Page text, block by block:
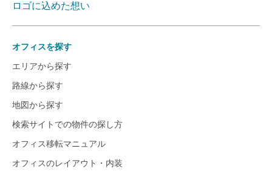
ロゴに込めた想い
オフィスを探す
エリアから探す
路線から探す
地図から探す
検索サイトでの物件の探し方
オフィス移転マニュアル
オフィスのレイアウト・内装